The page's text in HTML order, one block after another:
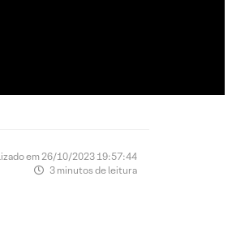
em 26/10/2023 19:57:44
3 minutos de leitura